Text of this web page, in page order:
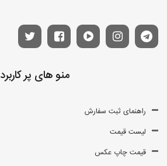
منو های پر کاربرد
راهنمای ثبت سفارش
لیست قیمت
قیمت چاپ عکس